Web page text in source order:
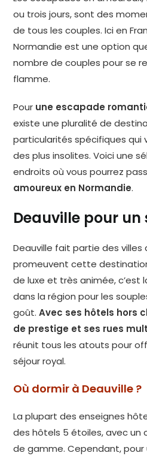
ou trois jours, sont des
de tous les couples. Ici en
Normandie est une option
nombre de couples pour se
flamme.
Pour une escapade
existe une pluralité de
particularités spécifiques qui
des plus insolites. Voici une
endroits où vous pourrez
amoureux en Normandie.
Deauville pour un
Deauville fait partie des villes
promeuvent cette
de luxe et très animée,
dans la région pour les
goût.Avec ses hôtels hors
de prestige et ses rues
réunit tous les atouts pour
séjour royal.
Où dormir à Deauville ?
La plupart des enseignes
des hôtels 5 étoiles, avec un
de gamme. Cependant, pour